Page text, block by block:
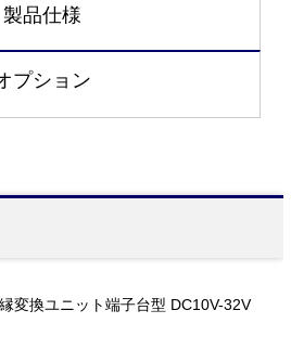
製品仕様
プション
変換ユニット端子台型 DC10V-32V